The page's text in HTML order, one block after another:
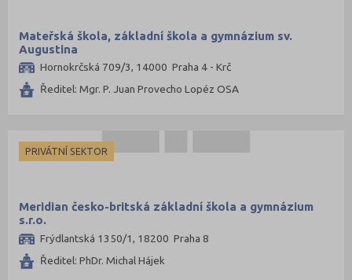
Mateřská škola, základní škola a gymnázium sv.
Augustina
Hornokrčská 709/3, 14000 Praha 4 - Krč
Ředitel: Mgr. P. Juan Provecho Lopéz OSA
PRIVÁTNÍ SEKTOR
Meridian česko-britská základní škola a gymnázium
s.r.o.
Frýdlantská 1350/1, 18200 Praha 8
Ředitel: PhDr. Michal Hájek